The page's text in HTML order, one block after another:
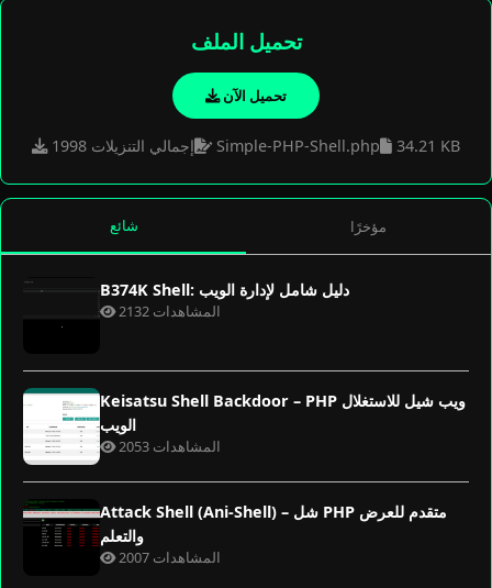
تحميل الملف
تحميل الآن
1998 إجمالي التنزيلات Simple-PHP-Shell.php 34.21 KB
شائع مؤخرًا
B374K Shell: دليل شامل لإدارة الويب
2132 المشاهدات
Keisatsu Shell Backdoor – PHP ويب شيل للاستغلال
الويب
2053 المشاهدات
Attack Shell (Ani-Shell) – شل PHP متقدم للعرض
والتعلم
2007 المشاهدات